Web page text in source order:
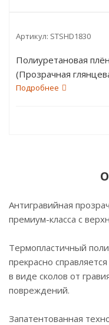
Артикул: STSHD1830
Полиуретановая
(Прозрачная
Подробнее
Антигравийная
премиум-класса с
Термопластичный
прекрасно
в виде сколов от
повреждений.
Запатентованная